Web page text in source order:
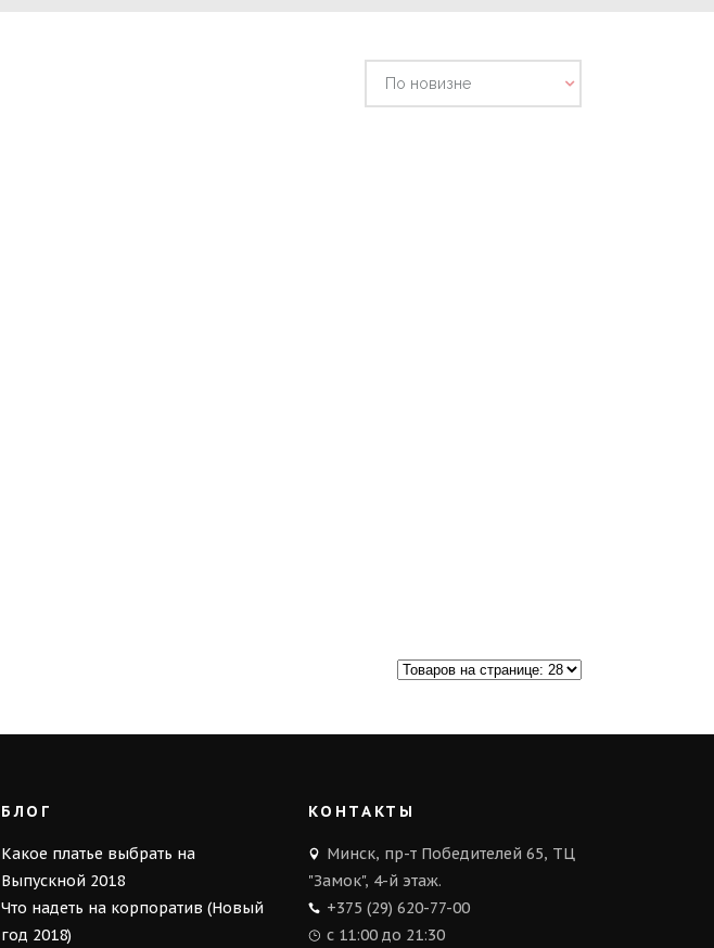
По новизне
БЛОГ
Какое платье выбрать на
Выпускной 2018
Что надеть на корпоратив (Новый
год 2018)
КОНТАКТЫ
Минск, пр-т Победителей 65, ТЦ
"Замок", 4-й этаж.
+375 (29) 620-77-00
с 11:00 до 21:30